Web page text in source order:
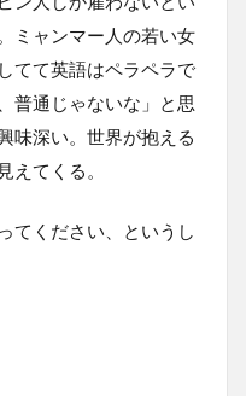
ミャンマー人の若い女
てて英語はペラペラで
普通じゃないな」と思
味深い。世界が抱える
えてくる。
てください、というし